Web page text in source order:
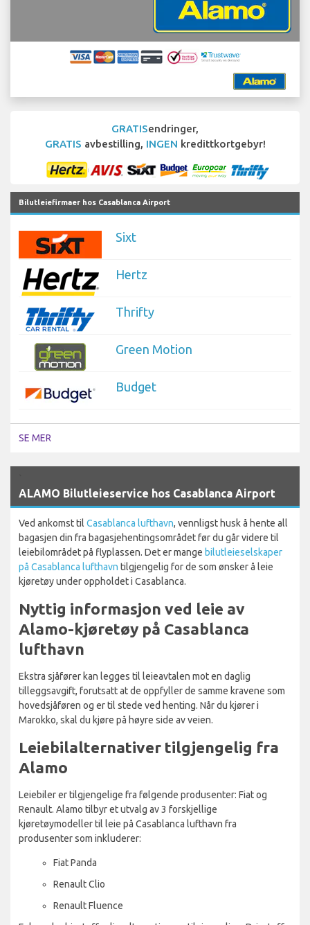
GRATISendringer,
GRATIS avbestilling, INGEN kredittkortgebyr!
Bilutleiefirmaer hos Casablanca Airport
Sixt
Hertz
Thrifty
Green Motion
Budget
SE MER
ALAMO Bilutleieservice hos Casablanca Airport
Ved ankomst til Casablanca lufthavn, vennligst husk å hente all
bagasjen din fra bagasjehentingsområdet før du går videre til
leiebilområdet på flyplassen. Det er mange bilutleieselskaper
på Casablanca lufthavn tilgjengelig for de som ønsker å leie
kjøretøy under oppholdet i Casablanca.
Nyttig informasjon ved leie av
Alamo-kjøretøy på Casablanca
lufthavn
Ekstra sjåfører kan legges til leieavtalen mot en daglig
tilleggsavgift, forutsatt at de oppfyller de samme kravene som
hovedsjåføren og er til stede ved henting. Når du kjører i
Marokko, skal du kjøre på høyre side av veien.
Leiebilalternativer tilgjengelig fra
Alamo
Leiebiler er tilgjengelige fra følgende produsenter: Fiat og
Renault. Alamo tilbyr et utvalg av 3 forskjellige
kjøretøymodeller til leie på Casablanca lufthavn fra
produsenter som inkluderer:
Fiat Panda
Renault Clio
Renault Fluence